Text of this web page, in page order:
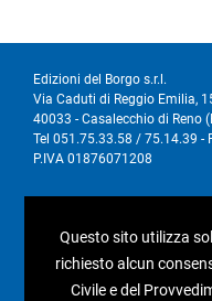
Edizioni del Borgo s.r.l.
Via Caduti di Reggio Emilia,
40033 - Casalecchio di Reno
Tel 051.75.33.58 / 75.14.39 -
P.IVA 01876071208
Questo sito utilizza
richiesto alcun
Civile e del